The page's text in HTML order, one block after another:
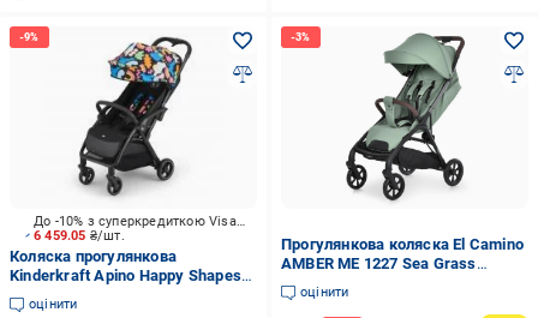
6 459.05 ₴/шт.
До -10% з суперкредиткою Visa Вигода
Коляска прогулянкова
Kinderkraft Apino Happy Shapes
(KSAPIN00HAP0000)
оцінити
Прогулянкова коляска El Camino
AMBER ME 1227 Sea Grass
(35781135)
оцінити